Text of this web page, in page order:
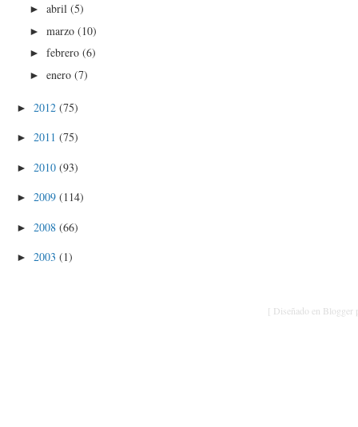
►abril(5)
►marzo(10)
►febrero(6)
►enero(7)
► 2012 (75)
► 2011 (75)
► 2010 (93)
► 2009 (114)
► 2008 (66)
► 2003 (1)
[ Diseñado en Blogger